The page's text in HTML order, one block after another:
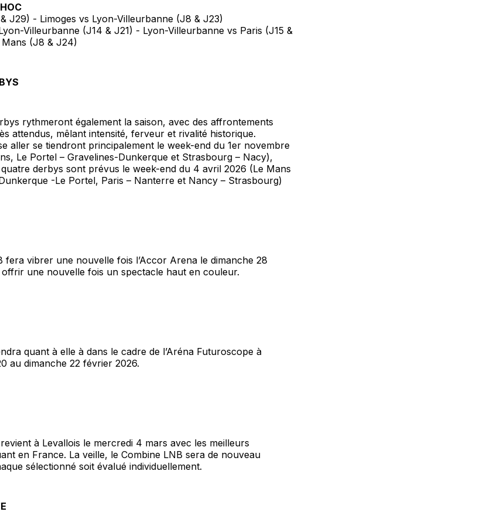
J29) - Limoges vs Lyon-Villeurbanne (J8 & J23)
Villeurbanne (J14 & J21) - Lyon-Villeurbanne vs Paris (J15 &
(J8 & J24)
rythmeront également la saison, avec des affrontements
attendus, mêlant intensité, ferveur et rivalité historique.
aller se tiendront principalement le week-end du 1er novembre
Le Portel – Gravelines-Dunkerque et Strasbourg – Nacy),
derbys sont prévus le week-end du 4 avril 2026 (Le Mans
-Le Portel, Paris – Nanterre et Nancy – Strasbourg)
fera vibrer une nouvelle fois l’Accor Arena le dimanche 28
une nouvelle fois un spectacle haut en couleur.
quant à elle à dans le cadre de l’Aréna Futuroscope à
au dimanche 22 février 2026.
à Levallois le mercredi 4 mars avec les meilleurs
en France. La veille, le Combine LNB sera de nouveau
sélectionné soit évalué individuellement.